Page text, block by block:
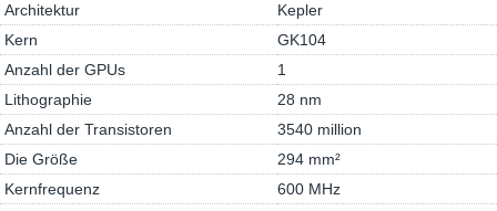
Architektur
Kepler
Kern
GK104
Anzahl der GPUs
1
Lithographie
28 nm
Anzahl der Transistoren
3540 million
Die Größe
294 mm²
Kernfrequenz
600 MHz